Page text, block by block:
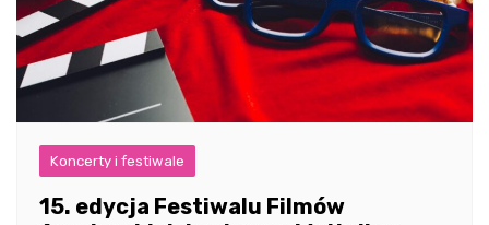
Koncerty i festiwale
15. edycja Festiwalu Filmów